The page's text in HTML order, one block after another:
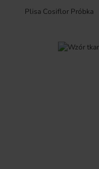
Plisa Cosiflor Próbka
Pomiń galerię zdjęć